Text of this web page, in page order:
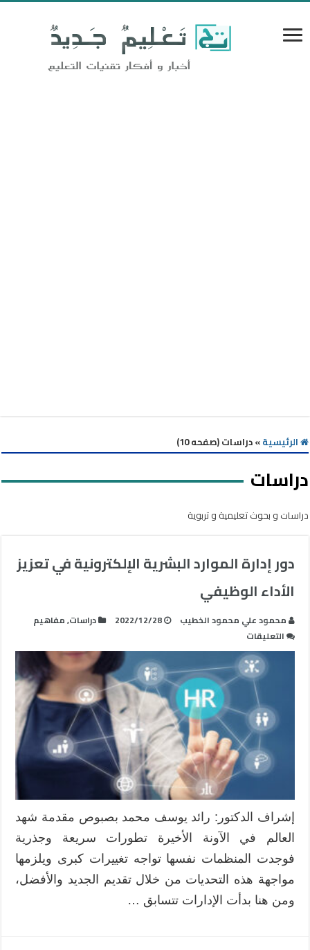
الرئيسية»دراسات (صفحه 10)
دراسات
دراسات و بحوث تعليمية و تربوية
دور إدارة الموارد البشرية الإلكترونية في تعزيز
الأداء الوظيفي
محمود علي محمود الخطيب 2022/12/28 دراسات,مفاهيم
التعليقات
دور
إدارة
الموارد
الإلكترونية
في
تعزيز
الأداء
الوظيفي
مغلقة
إشراف الدكتور: رائد يوسف محمد بصبوص مقدمة شهد
العالم في الآونة الأخيرة تطورات سريعة وجذرية
فوجدت المنظمات نفسها تواجه تغييرات كبرى ويلزمها
مواجهة هذه التحديات من خلال تقديم الجديد والأفضل،
ومن هنا بدأت الإدارات تتسابق …